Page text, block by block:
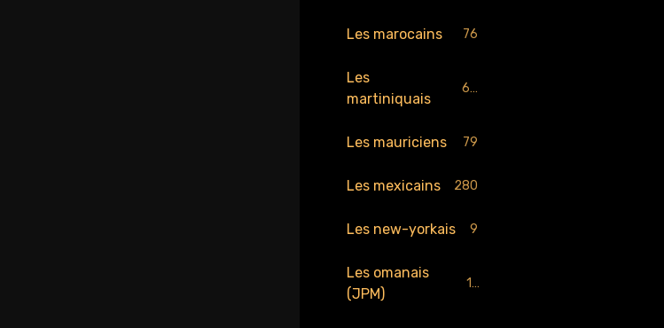
Les marocains 76
Les
martiniquais
65
Les mauriciens 79
Les mexicains 280
Les new-yorkais 9
Les omanais
(JPM)
17